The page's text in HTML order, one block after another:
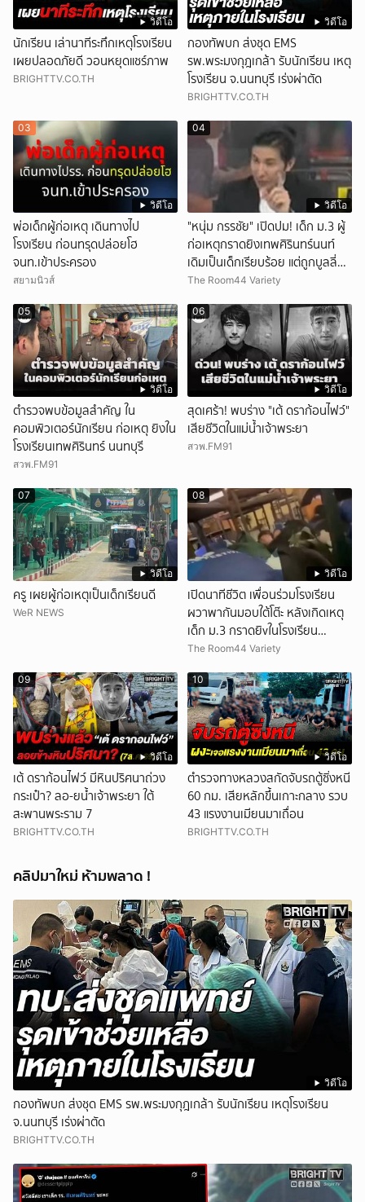
วิดีโอ
นักเรียน เล่านาทีระทึกเหตุโรงเรียน
เผยปลอดภัยดี วอนหยุดแชร์ภาพ
BRIGHTTV.CO.TH
วิดีโอ
กองทัพบก ส่งชุด EMS
รพ.พระมงกุฎเกล้า รับนักเรียน เหตุ
โรงเรียน จ.นนทบุรี เร่งผ่าตัด
BRIGHTTV.CO.TH
วิดีโอ
03
พ่อเด็กผู้ก่อเหตุ เดินทางไป
โรงเรียน ก่อนทรุดปล่อยโฮ
จนท.เข้าประครอง
สยามนิวส์
วิดีโอ
04
"หนุ่ม กรรชัย" เปิดปม! เด็ก ม.3 ผู้
ก่อเหตุกราดยิงเทพศิรินทร์นนท์
เดิมเป็นเด็กเรียบร้อย แต่ถูกบูลลี่
หนัก คาดแรงกดดันสะสมกลายเป็น
The Room44 Variety
วิดีโอ
05
ตำรวจพบข้อมูลสำคัญ ใน
คอมพิวเตอร์นักเรียน ก่อเหตุ ยิงใน
โรงเรียนเทพศิรินทร์ นนทบุรี
สวพ.FM91
วิดีโอ
06
สุดเศร้า! พบร่าง "เต้ ดราก้อนไฟว์"
เสียชีวิตในแม่น้ำเจ้าพระยา
สวพ.FM91
วิดีโอ
07
ครู เผยผู้ก่อเหตุเป็นเด็กเรียนดี
WeR NEWS
วิดีโอ
08
เปิดนาทีชีวิต เพื่อนร่วมโรงเรียน
ผวาพากันมอบใต้โต๊ะ หลังเกิดเหตุ
เด็ก ม.3 กราดยิvในโรงเรียน
เทพศิรินทร์นนท์ แบบไม่เลือกหน้า
The Room44 Variety
วิดีโอ
09
เต้ ดราก้อนไฟว์ มีหินปริศนาถ่วง
กระเป๋า? ลอ-ยน้ำเจ้าพระยา ใต้
สะพานพระราม 7
BRIGHTTV.CO.TH
วิดีโอ
10
ตำรวจทางหลวงสกัดจับรถตู้ซิ่งหนี
60 กม. เสียหลักขึ้นเกาะกลาง รวบ
43 แรงงานเมียนมาเถื่อน
BRIGHTTV.CO.TH
คลิปมาใหม่ ห้ามพลาด !
วิดีโอ
กองทัพบก ส่งชุด EMS รพ.พระมงกุฎเกล้า รับนักเรียน เหตุโรงเรียน
จ.นนทบุรี เร่งผ่าตัด
BRIGHTTV.CO.TH